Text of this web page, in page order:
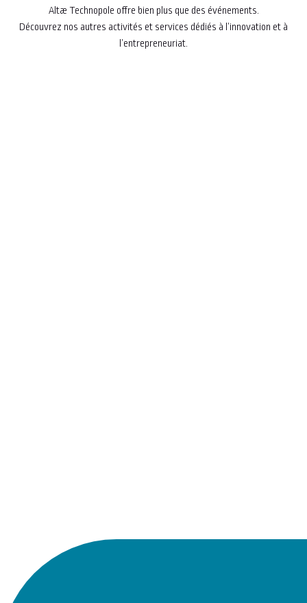
Altæ Technopole offre bien plus que des événements.
Découvrez nos autres activités et services dédiés à l’innovation et à
l’entrepreneuriat.